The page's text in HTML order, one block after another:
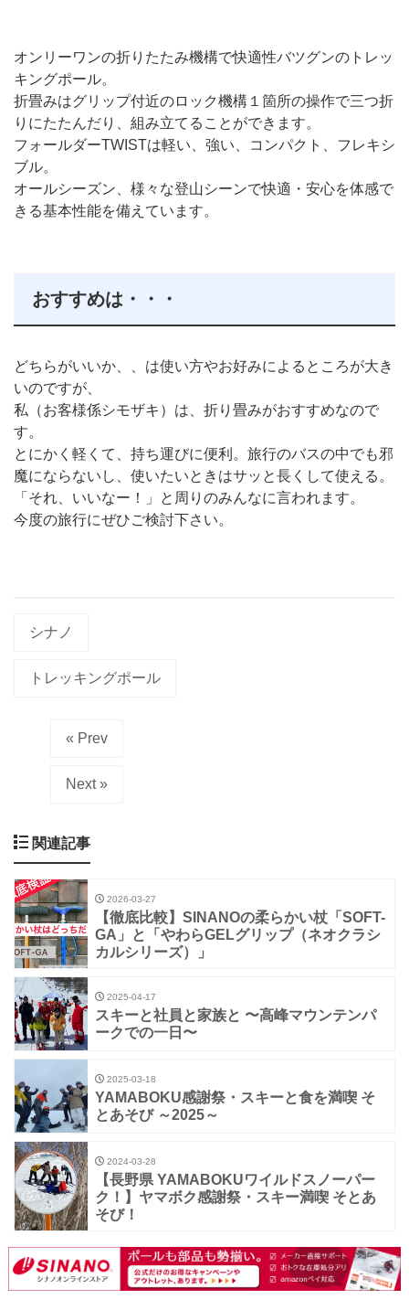
オンリーワンの折りたたみ機構で快適性バツグンのトレッ
キングポール。
折畳みはグリップ付近のロック機構１箇所の操作で三つ折
りにたたんだり、組み立てることができます。
フォールダーTWISTは軽い、強い、コンパクト、フレキシ
ブル。
オールシーズン、様々な登山シーンで快適・安心を体感で
きる基本性能を備えています。
おすすめは・・・
どちらがいいか、、は使い方やお好みによるところが大き
いのですが、
私（お客様係シモザキ）は、折り畳みがおすすめなので
す。
とにかく軽くて、持ち運びに便利。旅行のバスの中でも邪
魔にならないし、使いたいときはサッと長くして使える。
「それ、いいなー！」と周りのみんなに言われます。
今度の旅行にぜひご検討下さい。
シナノ
トレッキングポール
« Prev
Next »
関連記事
2026-03-27
【徹底比較】SINANOの柔らかい杖「SOFT-
GA」と「やわらGELグリップ（ネオクラシ
カルシリーズ）」
2025-04-17
スキーと社員と家族と 〜高峰マウンテンパ
ークでの一日〜
2025-03-18
YAMABOKU感謝祭・スキーと食を満喫 そ
とあそび ～2025～
2024-03-28
【長野県 YAMABOKUワイルドスノーパー
ク！】ヤマボク感謝祭・スキー満喫 そとあ
そび！